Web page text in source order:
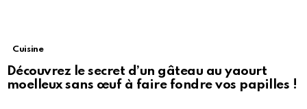
Cuisine
Découvrez le secret d’un gâteau au yaourt
moelleux sans œuf à faire fondre vos papilles !